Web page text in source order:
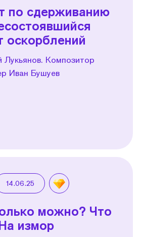
по сдерживанию
оскорблений
Лукьянов. Композитор
Иван Бушуев
14.06.25
можно? Что
измор